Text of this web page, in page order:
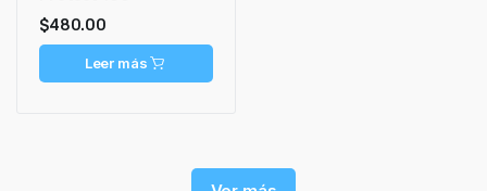
$480.00
Leer más